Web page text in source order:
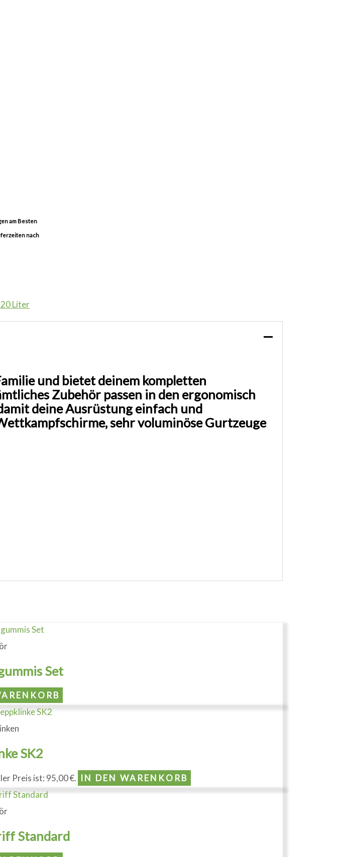
am Besten
nach
Liter
und bietet deinem kompletten
Zubehör passen in den ergonomisch
deine Ausrüstung einfach und
sehr voluminöse Gurtzeuge
Set
SK2
Preis ist: 95,00 €. IN DEN WARENKORB
Standard